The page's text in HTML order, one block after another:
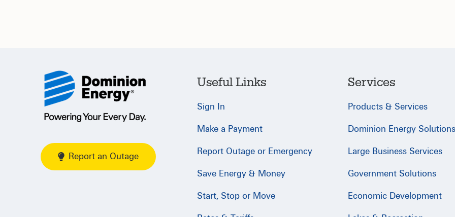
Report an Outage
Useful Links
Sign In
Make a Payment
Report Outage or Emergency
Save Energy & Money
Start, Stop or Move
Services
Products & Services
Dominion Energy
Large Business Services
Government Solutions
Economic Development